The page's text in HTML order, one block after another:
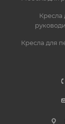
Кресла
Кресла для